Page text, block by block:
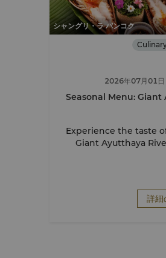
シャングリ・ラ バンコク
2026年07月01日
Seasonal Menu:
Experience the taste
Giant Ayutthaya
詳細